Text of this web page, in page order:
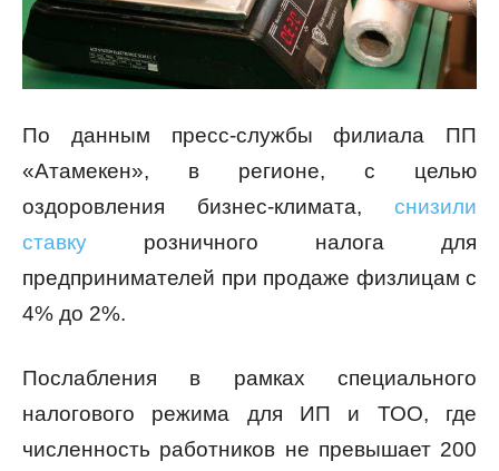
По данным пресс-службы филиала ПП
«Атамекен», в регионе, с целью
оздоровления бизнес-климата, снизили
ставку розничного налога для
предпринимателей при продаже физлицам с
4% до 2%.
Послабления в рамках специального
налогового режима для ИП и ТОО, где
численность работников не превышает 200